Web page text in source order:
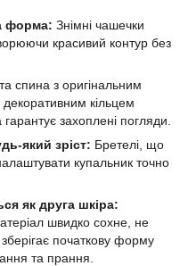
форма: Знімні чашечки
красивий контур без
спина з оригінальним
кільцем
захоплені погляди.
який зріст: Бретелі, що
купальник точно
як друга шкіра:
швидко сохне, не
початкову форму
та прання.